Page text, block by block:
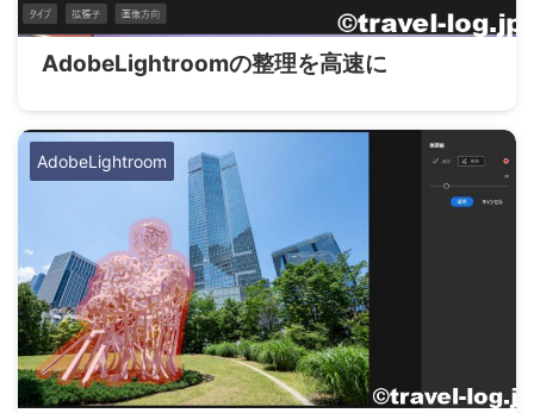
AdobeLightroomの整理を高速に
AdobeLightroom